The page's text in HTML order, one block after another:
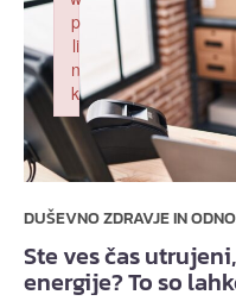
DUŠEVNO ZDRAVJE IN
Ste ves čas
energije? To so
p
li
n
k
Failed to initialize